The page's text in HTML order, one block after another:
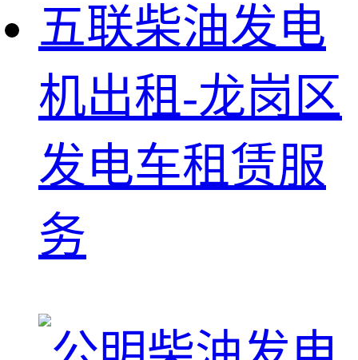
五联柴油发电
机出租-龙岗区
发电车租赁服
务